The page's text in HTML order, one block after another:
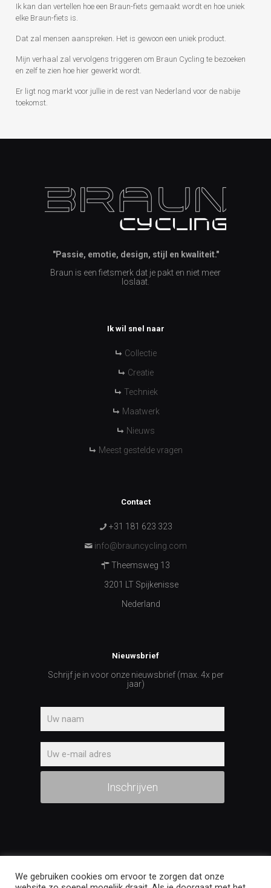
Ik kan dan vertellen hoe een Braun-fiets gemaakt wordt en hoe uniek
elke Braun-fiets is.
Dat zal mensen aanspreken. Het is gewoon een uniek product.
Mijn verhaal zal vervolgens triggeren om Braun Cycling te bezoeken
en zelf te zien hoe hier gewerkt wordt.
Er ligt nog markt voor jullie in de rest van Nederland voor de nabije
toekomst.
"Passie, emotie, design, stijl en kwaliteit."
Braun is een fietsmerk dat je pakt en niet meer
loslaat.
Ik wil snel naar
Collectie
Creatie
Techniek
Maatwerk
Nieuws
Meest gestelde vragen
Contact
+31 181 623 323
info@brauncycling.com
Theemsweg 13
3201 LT Spijkenisse
Nederland
Nieuwsbrief
Schrijf je in voor onze nieuwsbrief (max. 4x per
jaar)
BLOCC creatieve communicatie © 2026 Alle rechten
We gebruiken cookies om ervoor te zorgen dat onze